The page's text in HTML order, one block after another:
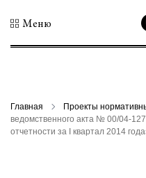
Меню
Главная Проекты
ведомственного акта № 00/04-
отчетности за I квартал 2014